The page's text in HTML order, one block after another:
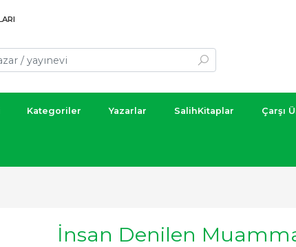
Kategoriler Yazarlar SalihKitaplar Çarşı
İnsan Denilen